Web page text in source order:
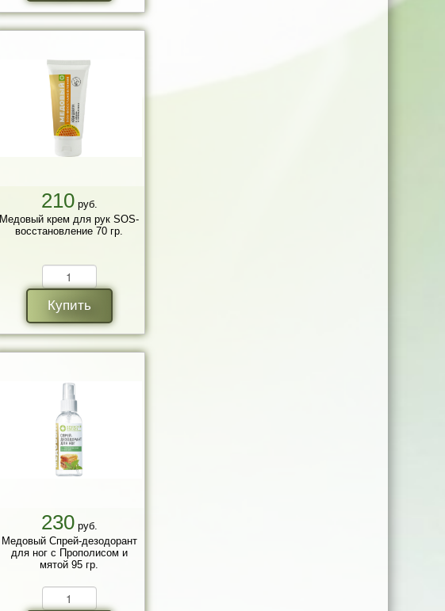
210руб.
Медовый крем для рук SOS-
восстановление 70 гр.
Купить
230руб.
Медовый Спрей-дезодорант
для ног с Прополисом и
мятой 95 гр.